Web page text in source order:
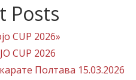
Posts
CUP 2026»
CUP 2026
Полтава 15.03.2026